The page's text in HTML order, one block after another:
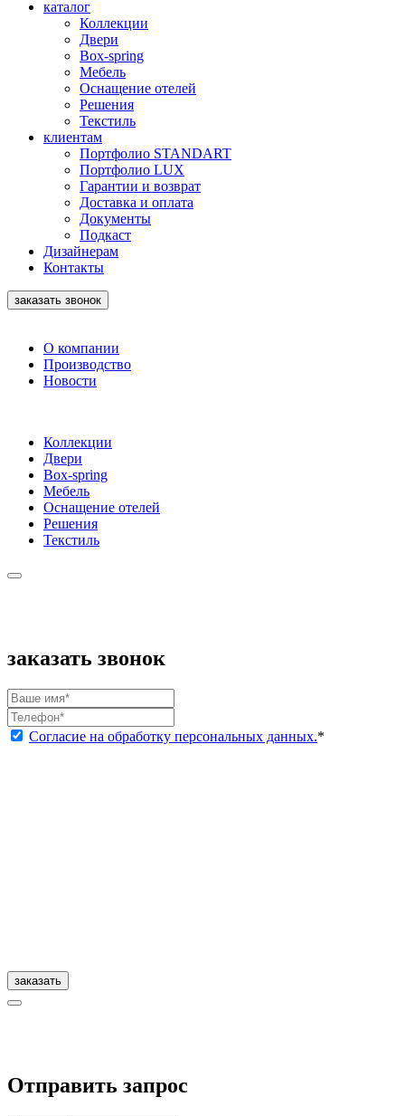
каталог
Коллекции
Двери
Box-spring
Мебель
Оснащение отелей
Решения
Текстиль
клиентам
Портфолио STANDART
Портфолио LUX
Гарантии и возврат
Доставка и оплата
Документы
Подкаст
Дизайнерам
Контакты
заказать звонок
О компании
Производство
Новости
Коллекции
Двери
Box-spring
Мебель
Оснащение отелей
Решения
Текстиль
заказать звонок
Согласие на обработку персональных данных.*
заказать
Отправить запрос